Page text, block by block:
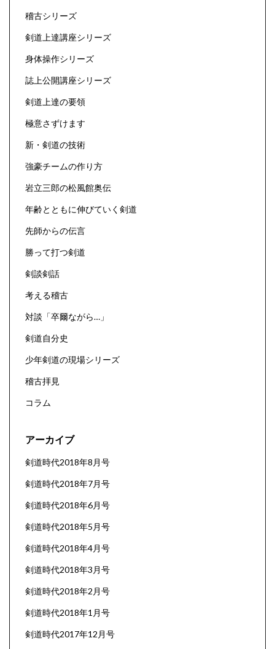
稽古シリーズ
剣道上達講座シリーズ
身体操作シリーズ
誌上公開講座シリーズ
剣道上達の要領
極意さずけます
新・剣道の技術
強豪チームの作り方
岩立三郎の松風館奥伝
年齢とともに伸びていく剣道
先師からの伝言
勝って打つ剣道
剣談剣話
考える稽古
対談「卒爾ながら…」
剣道自分史
少年剣道の現場シリーズ
稽古拝見
コラム
アーカイブ
剣道時代2018年8月号
剣道時代2018年7月号
剣道時代2018年6月号
剣道時代2018年5月号
剣道時代2018年4月号
剣道時代2018年3月号
剣道時代2018年2月号
剣道時代2018年1月号
剣道時代2017年12月号